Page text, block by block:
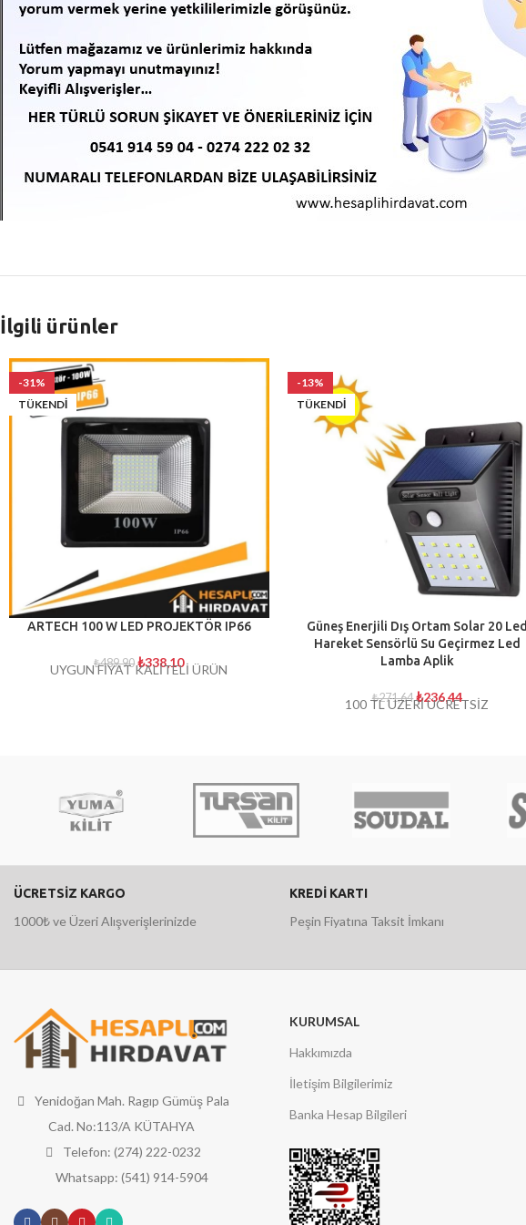
İlgili ürünler
-31%
TÜKENDI
ARTECH 100 W LED PROJEKTÖR IP66
₺489,90 ₺338,10
UYGUN FİYAT KALİTELİ ÜRÜN
-13%
TÜKENDI
Güneş Enerjili Dış Ortam Solar 20 Led
Hareket Sensörlü Su Geçirmez Led
Lamba Aplik
₺271,64 ₺236,44
100 TL ÜZERİ ÜCRETSİZ
ÜCRETSİZ KARGO
1000₺ ve Üzeri Alışverişlerinizde
KREDİ KARTI
Peşin Fiyatına Taksit İmkanı
Yenidoğan Mah. Ragıp Gümüş Pala
Cad. No:113/A KÜTAHYA
Telefon: (274) 222-0232
Whatsapp: (541) 914-5904
KURUMSAL
Hakkımızda
İletişim Bilgilerimiz
Banka Hesap Bilgileri